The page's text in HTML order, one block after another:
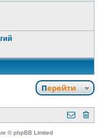
Перейти
© phpBB Limited